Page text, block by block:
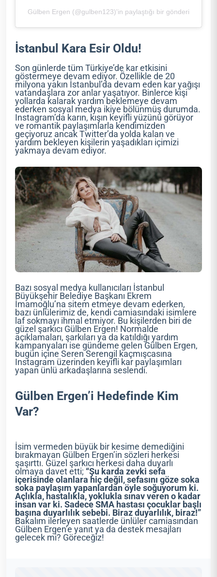
Gülben Ergen (@gulben123)'in paylaştığı bir gönderi
İstanbul Kara Esir Oldu!
Son günlerde tüm Türkiye’de kar etkisini
göstermeye devam ediyor. Özellikle de 20
milyona yakın İstanbul’da devam eden kar yağışı
vatandaşlara zor anlar yaşatıyor. Binlerce kişi
yollarda kalarak yardım beklemeye devam
ederken sosyal medya ikiye bölünmüş durumda.
Instagram’da karın, kışın keyifli yüzünü görüyor
ve romantik paylaşımlarla kendimizden
geçiyoruz ancak Twitter’da yolda kalan ve
yardım bekleyen kişilerin yaşadıkları içimizi
yakmaya devam ediyor.
Bazı sosyal medya kullanıcıları İstanbul
Büyükşehir Belediye Başkanı Ekrem
İmamoğlu’na sitem etmeye devam ederken,
bazı ünlülerimiz de, kendi camiasındaki isimlere
laf sokmayı ihmal etmiyor. Bu kişilerden biri de
güzel şarkıcı Gülben Ergen! Normalde
açıklamaları, şarkıları ya da katıldığı yardım
kampanyaları ise gündeme gelen Gülben Ergen,
bugün içine Seren Serengil kaçmışcasına
Instagram üzerinden keyifli kar paylaşımları
yapan ünlü arkadaşlarına seslendi.
Gülben Ergen’i Hedefinde Kim
Var?
İsim vermeden büyük bir kesime demediğini
bırakmayan Gülben Ergen’in sözleri herkesi
şaşırttı. Güzel şarkıcı herkesi daha duyarlı
olmaya davet etti; “Şu karda zevki sefa
içerisinde olanlara hiç değil, sefasını göze soka
soka paylaşım yapanlardan öyle soğuyorum ki.
Açlıkla, hastalıkla, yoklukla sınav veren o kadar
insan var ki. Sadece SMA hastası çocuklar başlı
başına duyarlılık sebebi. Biraz duyarlılık, biraz!”
Bakalım ilerleyen saatlerde ünlüler camiasından
Gülben Ergen’e yanıt ya da destek mesajları
gelecek mi? Göreceğiz!